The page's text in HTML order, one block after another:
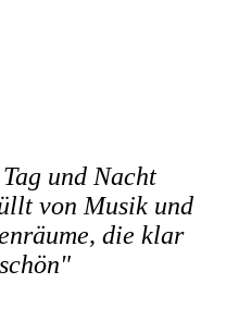
und Nacht
von Musik und
die klar